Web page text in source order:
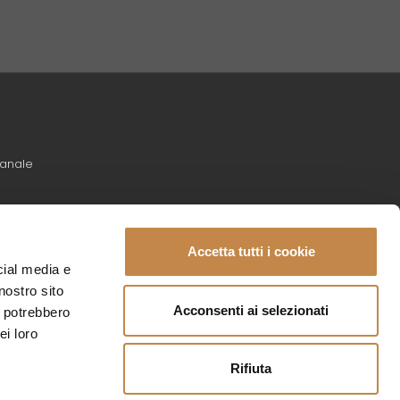
media e
sito
loro
Accetta tutti i cookie
Acconsenti ai selezionati
Rifiuta